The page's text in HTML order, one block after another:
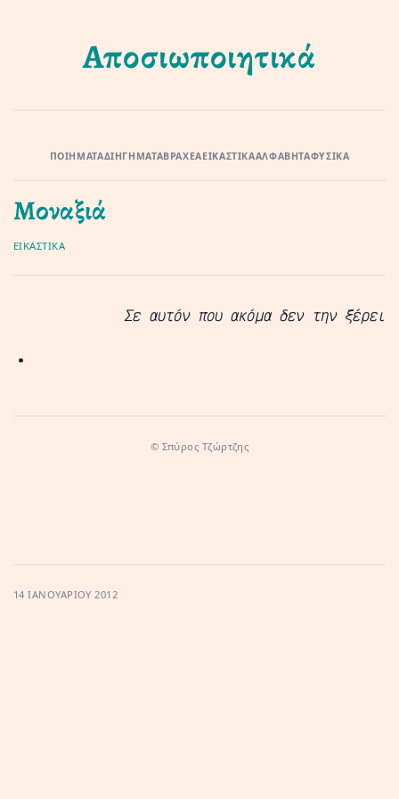
Αποσιωποιητικά
ΠΟΙΉΜΑΤΑΔΙΗΓΉΜΑΤΑΒΡΑΧΈΑΕΙΚΑΣΤΙΚΆΑΛΦΑΒΉΤΑΦΥΣΙΚΆ
Μοναξιά
ΕΙΚΑΣΤΙΚΆ
Σε αυτόν που ακόμα δεν την ξέρει
.
© Σπύρος Τζώρτζης
14 ΙΑΝΟΥΑΡΊΟΥ 2012